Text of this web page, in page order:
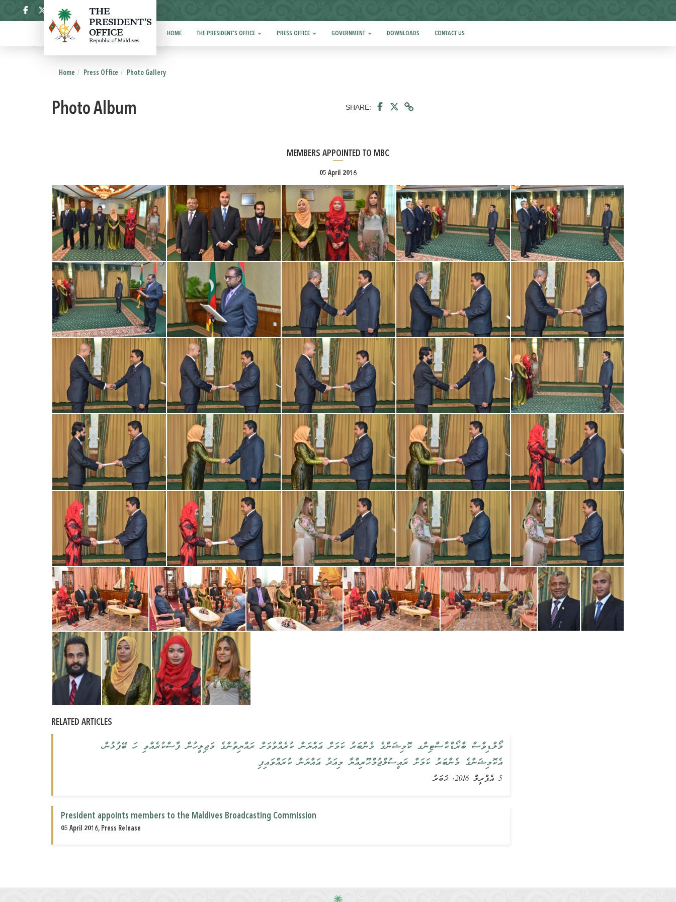
HOME THE PRESIDENT'S OFFICE PRESS OFFICE GOVERNMENT DOWNLOADS CONTACT US
Home Press Office Photo Gallery
Photo Album SHARE:
MEMBERS APPOINTED TO MBC
05 April 2016
RELATED ARTICLES
މޯލްޑިވްސް ބްރޯޑްކާސްޓިންގ ކޮމިޝަންގެ މެންބަރު ކަމަށް ޢައްޔަން ކުރެއްވުމަށް ރައްޔިތުންގެ މަޖިލީހުން ފާސްކުރެއްވި ހަ ބޭފުޅުން،
އެކޮމިޝަންގެ މެންބަރު ކަމަށް ރައީސުލްޖުމްހޫރިއްޔާ މިއަދު ޢައްޔަން ކުރައްވައިފި
5 އެޕްރީލް 2016, ޚަބަރު
President appoints members to the Maldives Broadcasting Commission
05 April 2016, Press Release